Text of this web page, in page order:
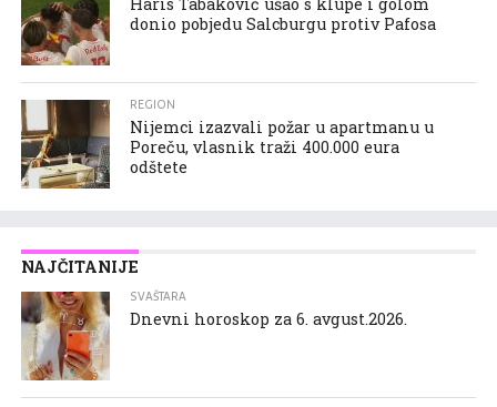
donio pobjedu Salcburgu protiv Pafosa
REGION
Nijemci izazvali požar u apartmanu u
Poreču, vlasnik traži 400.000 eura
odštete
NAJČITANIJE
SVAŠTARA
Dnevni horoskop za 6. avgust.2026.